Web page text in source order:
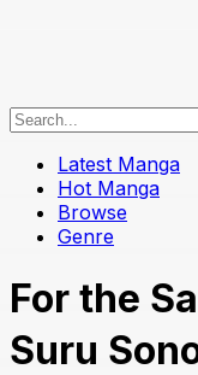
Latest Manga
Hot Manga
Browse
Genre
For the
Suru